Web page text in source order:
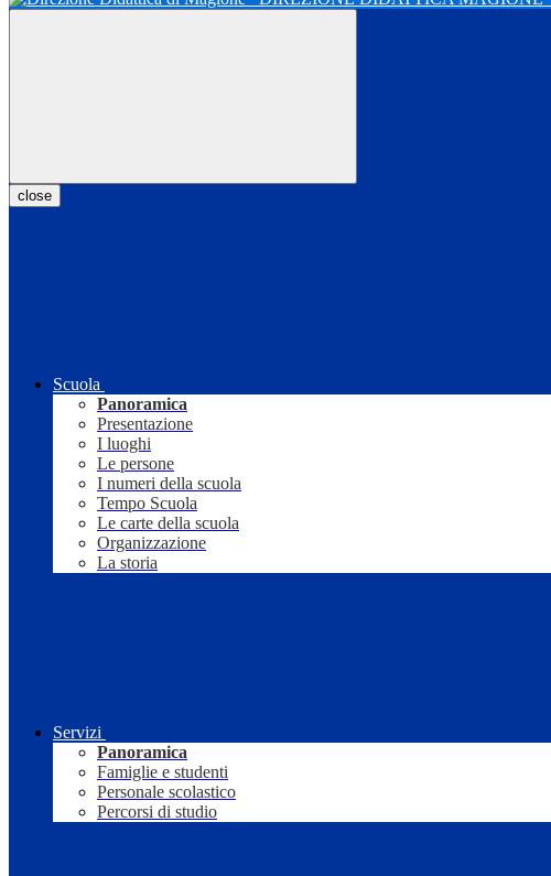
close
Scuola
Panoramica
Presentazione
I luoghi
Le persone
I numeri della scuola
Tempo Scuola
Le carte della scuola
Organizzazione
La storia
Servizi
Panoramica
Famiglie e studenti
Personale scolastico
Percorsi di studio